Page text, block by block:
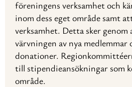
föreningens verksamhet och
inom dess eget område samt
verksamhet. Detta sker
värvningen av nya medlemmar
donationer.
till stipendieansökningar som
område.